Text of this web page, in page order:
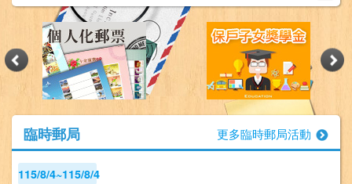
臨時郵局 更多臨時郵局活動
115/8/4~115/8/4